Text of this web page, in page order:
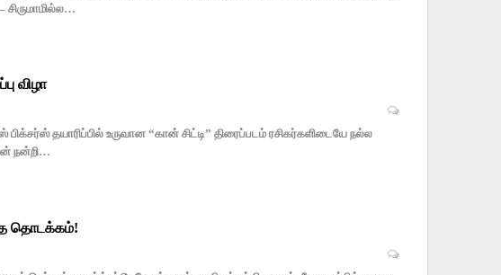
விழா
தயாரிப்பில் உருவான “கான் சிட்டி” திரைப்படம் ரசிகர்களிடையே நல்ல
நன்றி…
தொடக்கம்!